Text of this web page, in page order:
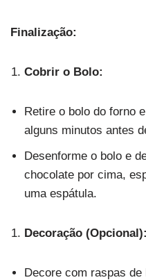
Finalização:
Cobrir o Bolo:
Retire o bolo do forno
alguns minutos antes
Desenforme o bolo e
chocolate por cima,
uma espátula.
Decoração (Opcional):
Decore com raspas